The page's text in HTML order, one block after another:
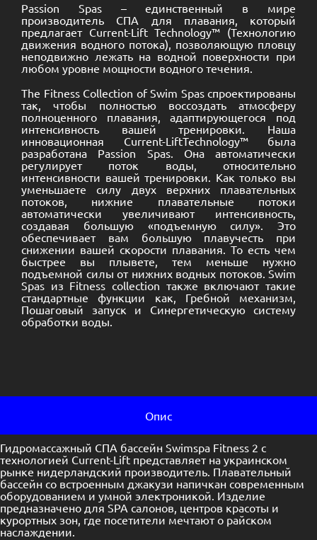
Passion Spas – единственный в мире
производитель СПА для плавания, который
предлагает Current-Lift Technology™ (Технологию
движения водного потока), позволяющую пловцу
неподвижно лежать на водной поверхности при
любом уровне мощности водного течения.
The Fitness Collection of Swim Spas спроектированы
так, чтобы полностью воссоздать атмосферу
полноценного плавания, адаптирующегося под
интенсивность вашей тренировки. Наша
инновационная Current-LiftTechnology™ была
разработана Passion Spas. Она автоматически
регулирует поток воды, относительно
интенсивности вашей тренировки. Как только вы
уменьшаете силу двух верхних плавательных
потоков, нижние плавательные потоки
автоматически увеличивают интенсивность,
создавая большую «подъемную силу». Это
обеспечивает вам большую плавучесть при
снижении вашей скорости плавания. То есть чем
быстрее вы плывете, тем меньше нужно
подъемной силы от нижних водных потоков. Swim
Spas из Fitness collection также включают такие
стандартные функции как, Гребной механизм,
Пошаговый запуск и Синергетическую систему
обработки воды.
Опис
Гидромассажный СПА бассейн Swimspa Fitness 2 с
технологией Current-Lift представляет на украинском
рынке нидерландский производитель. Плавательный
бассейн со встроенным джакузи напичкан современным
оборудованием и умной электроникой. Изделие
предназначено для SPA салонов, центров красоты и
курортных зон, где посетители мечтают о райском
наслаждении.